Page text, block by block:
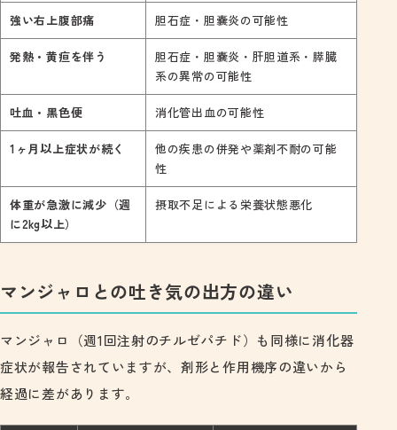
強い右上腹部痛 胆石症・胆嚢炎の可能性
発熱・黄疸を伴う
胆石症・胆嚢炎・肝胆道系・膵臓
系の異常の可能性
吐血・黒色便 消化管出血の可能性
1ヶ月以上症状が続く
他の疾患の併発や薬剤不耐の可能
性
体重が急激に減少（週
に2kg以上）
摂取不足による栄養状態悪化
マンジャロとの吐き気の出方の違い
マンジャロ（週1回注射のチルゼパチド）も同様に消化器
症状が報告されていますが、剤形と作用機序の違いから
経過に差があります。